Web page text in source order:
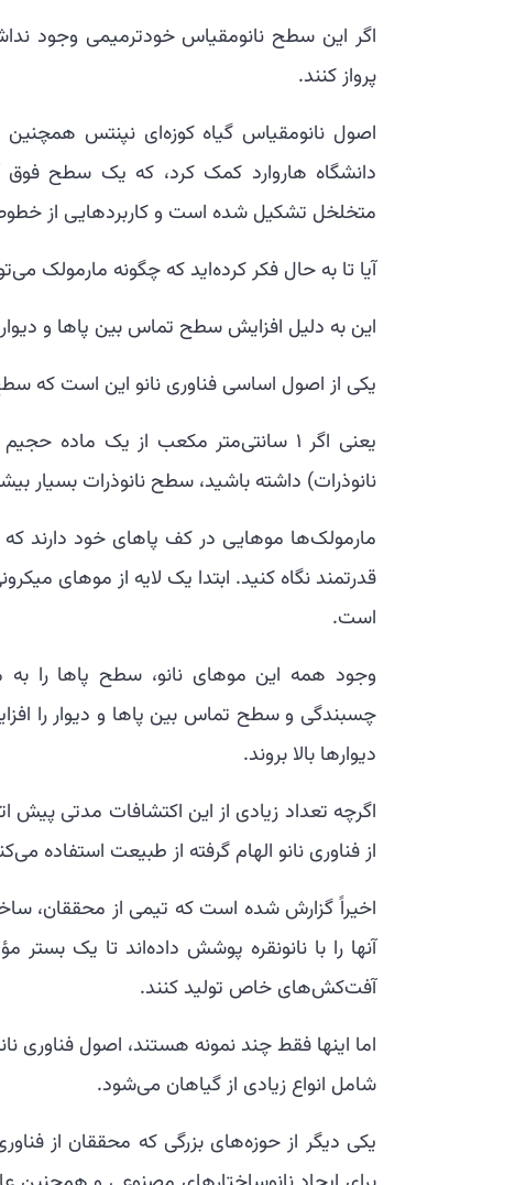
اگر این سطح نانومقیاس خودترمیمی وجود
پرواز کنند.
دانشگاه هاروارد کمک کرد، که یک سطح
متخلخل تشکیل شده است و کاربردهایی از
آیا تا به حال فکر کرده‌اید که چگونه مارمولک
این به دلیل افزایش سطح تماس بین پاها و
یکی از اصول اساسی فناوری نانو این است که
نانوذرات) داشته باشید، سطح نانوذرات بسیار
مارمولک‌ها موهایی در کف پاهای خود دارند که
قدرتمند نگاه کنید. ابتدا یک لایه از موهای
است.
وجود همه این موهای نانو، سطح پاها را
چسبندگی و سطح تماس بین پاها و دیوار را
دیوارها بالا بروند.
اگرچه تعداد زیادی از این اکتشافات مدتی
از فناوری نانو الهام گرفته از طبیعت استفاده
اخیراً گزارش شده است که تیمی از محققان،
آفت‌کش‌های خاص تولید کنند.
اما اینها فقط چند نمونه هستند، اصول فناوری
شامل انواع زیادی از گیاهان می‌شود.